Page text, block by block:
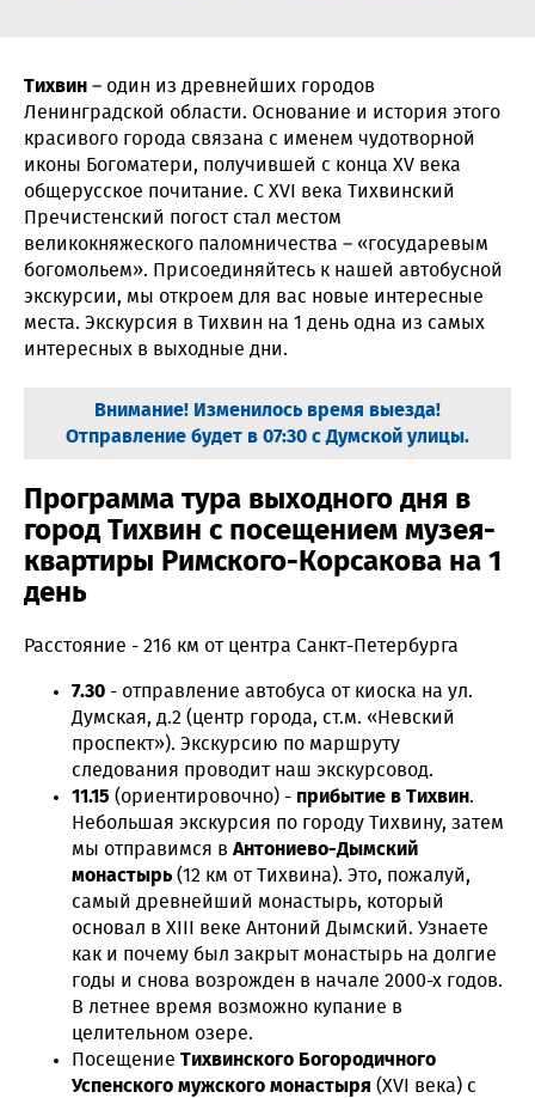
Тихвин – один из древнейших городов
Ленинградской области. Основание и история этого
красивого города связана с именем чудотворной
иконы Богоматери, получившей с конца XV века
общерусское почитание. С XVI века Тихвинский
Пречистенский погост стал местом
великокняжеского паломничества – «государевым
богомольем». Присоединяйтесь к нашей автобусной
экскурсии, мы откроем для вас новые интересные
места. Экскурсия в Тихвин на 1 день одна из самых
интересных в выходные дни.
Внимание! Изменилось время выезда!
Отправление будет в 07:30 с Думской улицы.
Программа тура выходного дня в
город Тихвин с посещением музея-
квартиры Римского-Корсакова на 1
день
Расстояние - 216 км от центра Санкт-Петербурга
7.30 - отправление автобуса от киоска на ул.
Думская, д.2 (центр города, ст.м. «Невский
проспект»). Экскурсию по маршруту
следования проводит наш экскурсовод.
11.15 (ориентировочно) - прибытие в Тихвин.
Небольшая экскурсия по городу Тихвину, затем
мы отправимся в Антониево-Дымский
монастырь (12 км от Тихвина). Это, пожалуй,
самый древнейший монастырь, который
основал в XIII веке Антоний Дымский. Узнаете
как и почему был закрыт монастырь на долгие
годы и снова возрожден в начале 2000-х годов.
В летнее время возможно купание в
целительном озере.
Посещение Тихвинского Богородичного
Успенского мужского монастыря (XVI века) с